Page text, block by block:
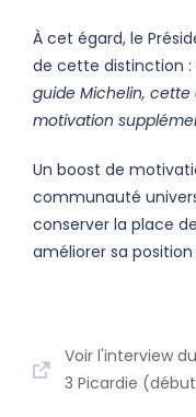
À cet égard, le
de cette distinction :
guide Michelin,
motivation
Un boost de
communauté
conserver la place
améliorer sa
Voir l'interview
3 Picardie